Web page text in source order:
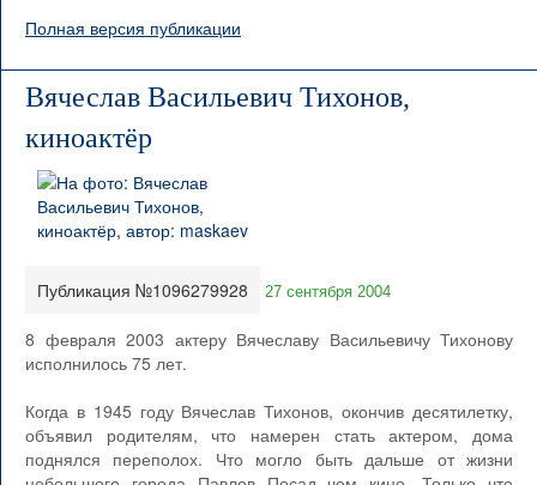
Полная версия публикации
Вячеслав Васильевич Тихонов,
киноактёр
Публикация №1096279928 27 сентября 2004
8 февраля 2003 актеру Вячеславу Васильевичу Тихонову
исполнилось 75 лет.
Когда в 1945 году Вячеслав Тихонов, окончив десятилетку,
объявил родителям, что намерен стать актером, дома
поднялся переполох. Что могло быть дальше от жизни